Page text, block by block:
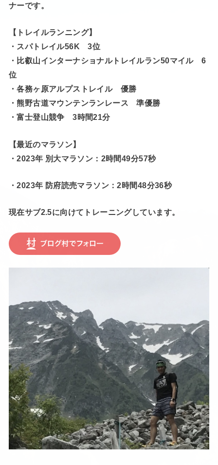
ナーです。
【トレイルランニング】
・スパトレイル56K 3位
・比叡山インターナショナルトレイルラン50マイル 6
位
・各務ヶ原アルプストレイル 優勝
・熊野古道マウンテンランレース 準優勝
・富士登山競争 3時間21分
【最近のマラソン】
・2023年 別大マラソン：2時間49分57秒
・2023年 防府読売マラソン：2時間48分36秒
現在サブ2.5に向けてトレーニングしています。